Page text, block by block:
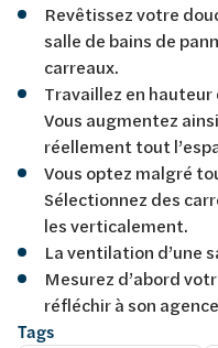
Revêtissez votre
salle de bains de
carreaux.
Travaillez en
Vous augmentez
réellement tout
Vous optez malgré
Sélectionnez des
les verticalement.
La ventilation d’une
Mesurez d’abord
réfléchir à son
Tags